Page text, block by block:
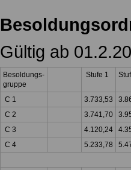
Gültig ab
Besoldungs-
gruppe
Stufe 1
C 1 3.733,53
C 2
3.741,70
C 3
4.120,24
C 4
5.233,78